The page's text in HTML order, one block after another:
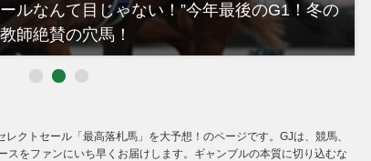
ルなんて目じゃない！”今年最後のG1！冬の
師絶賛の穴馬！
クトセール「最高落札馬」を大予想！のページです。GJは、競馬、
スをファンにいち早くお届けします。ギャンブルの本質に切り込むな